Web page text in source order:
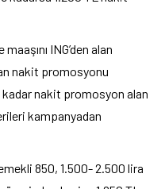
ING’den alan
nakit promosyonu
kadar nakit promosyon alan
kampanyadan
850, 1.500- 2.500 lira